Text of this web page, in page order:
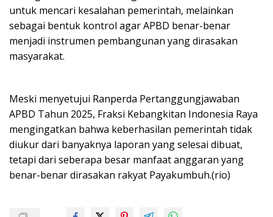
untuk mencari kesalahan pemerintah, melainkan
sebagai bentuk kontrol agar APBD benar-benar
menjadi instrumen pembangunan yang dirasakan
masyarakat.
Meski menyetujui Ranperda Pertanggungjawaban
APBD Tahun 2025, Fraksi Kebangkitan Indonesia Raya
mengingatkan bahwa keberhasilan pemerintah tidak
diukur dari banyaknya laporan yang selesai dibuat,
tetapi dari seberapa besar manfaat anggaran yang
benar-benar dirasakan rakyat Payakumbuh.(rio)